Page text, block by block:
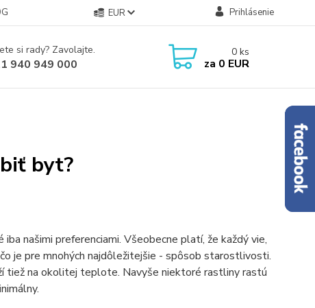
EUR Prihlásenie
si rady? Zavolajte.
940 949 000
0 ks
za 0 EUR
byt?
našimi preferenciami. Všeobecne platí, že každý vie,
je pre mnohých najdôležitejšie - spôsob starostlivosti.
tiež na okolitej teplote. Navyše niektoré rastliny rastú